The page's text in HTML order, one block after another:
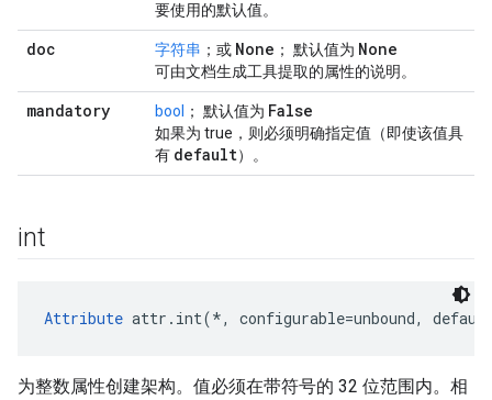
要使用的默认值。
doc 字符串 ；或 None ； 默认值为 None
可由文档生成工具提取的属性的说明。
mandatory bool ； 默认值为 False
如果为 true，则必须明确指定值（即使该值具
有 default）。
int
Attribute attr.int(*, configurable=unbound,
为整数属性创建架构。值必须在带符号的 32 位范围内。相